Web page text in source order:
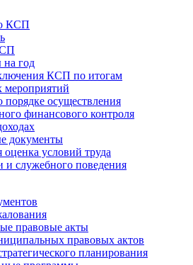
КСП
на год
КСП по итогам
мероприятий
осуществления
финансового контроля
документы
условий труда
и служебного поведения
правовые акты
правовых актов
планирования